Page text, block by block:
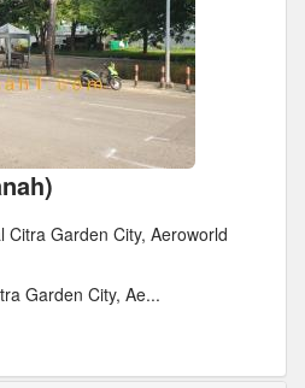
Citra Garden City, Aeroworld
Garden City, Ae...